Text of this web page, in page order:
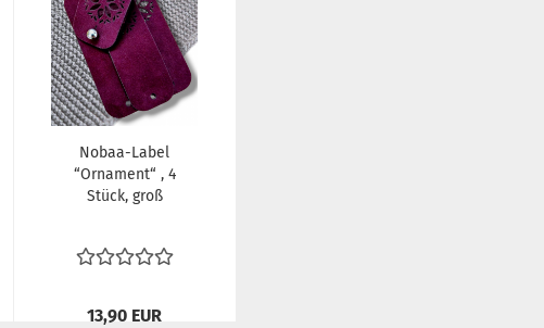
Nobaa-Label
“Ornament“ , 4
Stück, groß
13,90 EUR